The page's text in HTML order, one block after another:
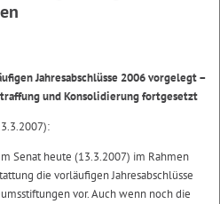
Jahresabschlüsse 2006 vorgelegt –
und Konsolidierung fortgesetzt
Senat heute (13.3.2007) im Rahmen
die vorläufigen Jahresabschlüsse
vor. Auch wenn noch die